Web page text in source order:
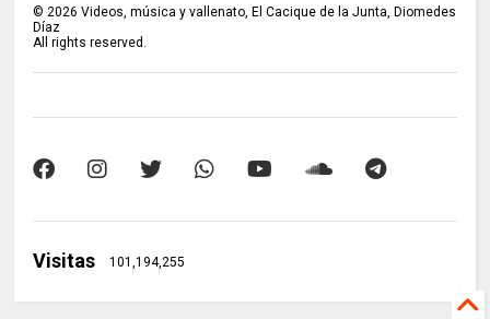
©2026 Videos, música y vallenato, El Cacique de la Junta, Diomedes
Díaz
All rights reserved.
Visitas 101,194,255